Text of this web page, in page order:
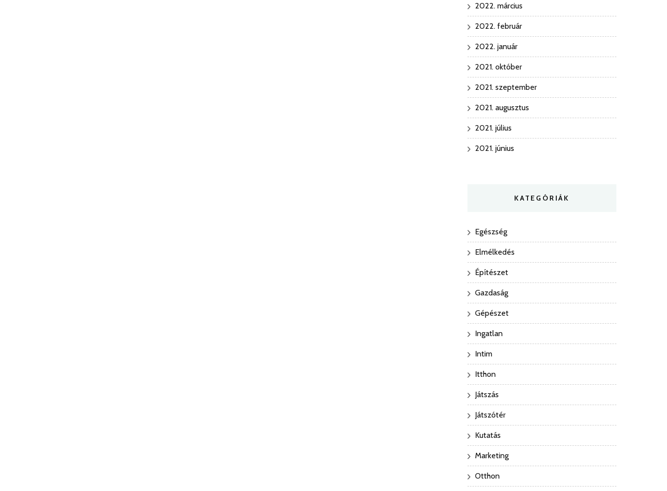
2022. március
2022. február
2022. január
2021. október
2021. szeptember
2021. augusztus
2021. július
2021. június
KATEGÓRIÁK
Egészség
Elmélkedés
Építészet
Gazdaság
Gépészet
Ingatlan
Intim
Itthon
Játszás
Játszótér
Kutatás
Marketing
Otthon